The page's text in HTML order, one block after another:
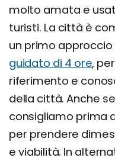
molto amata e
turisti. La città è
un primo
guidato di 4 ore,
riferimento e
della città. Anche
consigliamo prima
per prendere
e viabilità. In